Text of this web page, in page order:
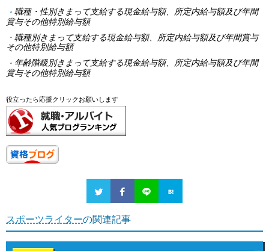
職種・性別きまって支給する現金給与額、所定内給与額及び年間
賞与その他特別給与額
職種別きまって支給する現金給与額、所定内給与額及び年間賞与
その他特別給与額
年齢階級別きまって支給する現金給与額、所定内給与額及び年間
賞与その他特別給与額
役立ったら応援クリックお願いします
スポーツライターの関連記事